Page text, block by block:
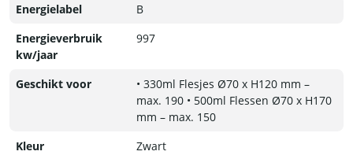
Energielabel
B
Energieverbruik
kw/jaar
997
Geschikt voor
• 330ml Flesjes Ø70 x H120 mm –
max. 190 • 500ml Flessen Ø70 x H170
mm – max. 150
Kleur
Zwart